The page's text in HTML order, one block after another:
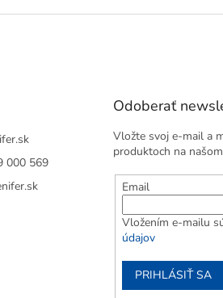
v
000 569
Odoberať
Vložte svoj e-mail a
produktoch na
Email
Vložením e-mailu
údajov
PRIHLÁSIŤ SA